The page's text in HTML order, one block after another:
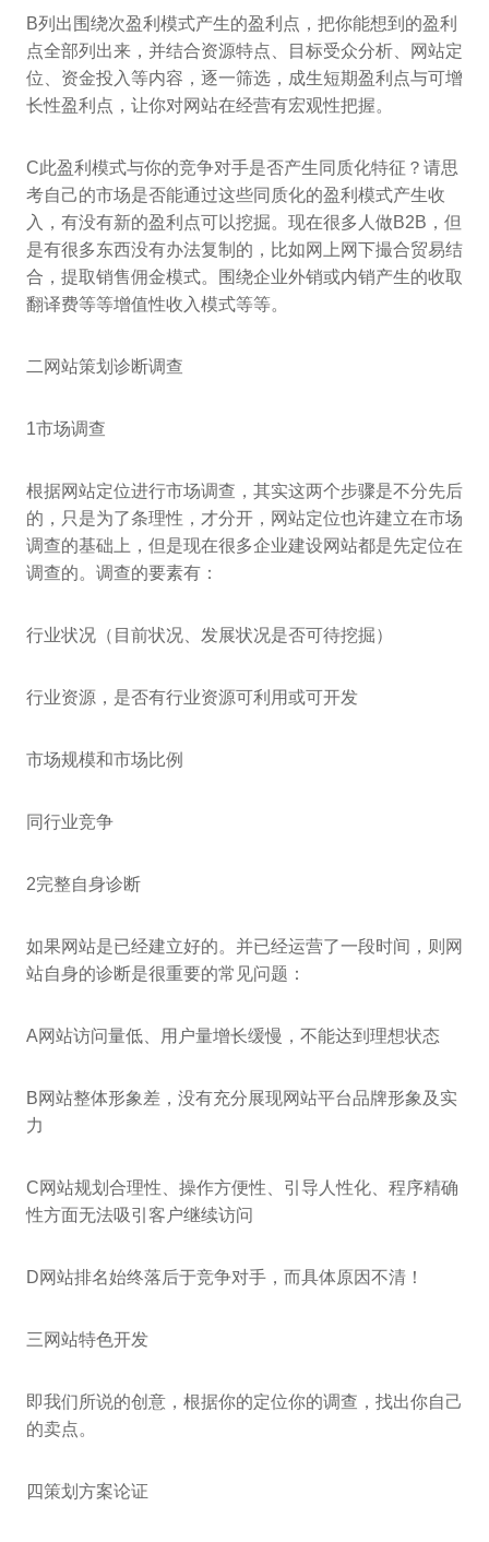
B列出围绕次盈利模式产生的盈利点，把你能想到的盈利
点全部列出来，并结合资源特点、目标受众分析、网站定
位、资金投入等内容，逐一筛选，成生短期盈利点与可增
长性盈利点，让你对网站在经营有宏观性把握。
C此盈利模式与你的竞争对手是否产生同质化特征？请思
考自己的市场是否能通过这些同质化的盈利模式产生收
入，有没有新的盈利点可以挖掘。现在很多人做B2B，但
是有很多东西没有办法复制的，比如网上网下撮合贸易结
合，提取销售佣金模式。围绕企业外销或内销产生的收取
翻译费等等增值性收入模式等等。
二网站策划诊断调查
1市场调查
根据网站定位进行市场调查，其实这两个步骤是不分先后
的，只是为了条理性，才分开，网站定位也许建立在市场
调查的基础上，但是现在很多企业建设网站都是先定位在
调查的。调查的要素有：
行业状况（目前状况、发展状况是否可待挖掘）
行业资源，是否有行业资源可利用或可开发
市场规模和市场比例
同行业竞争
2完整自身诊断
如果网站是已经建立好的。并已经运营了一段时间，则网
站自身的诊断是很重要的常见问题：
A网站访问量低、用户量增长缓慢，不能达到理想状态
B网站整体形象差，没有充分展现网站平台品牌形象及实
力
C网站规划合理性、操作方便性、引导人性化、程序精确
性方面无法吸引客户继续访问
D网站排名始终落后于竞争对手，而具体原因不清！
三网站特色开发
即我们所说的创意，根据你的定位你的调查，找出你自己
的卖点。
四策划方案论证